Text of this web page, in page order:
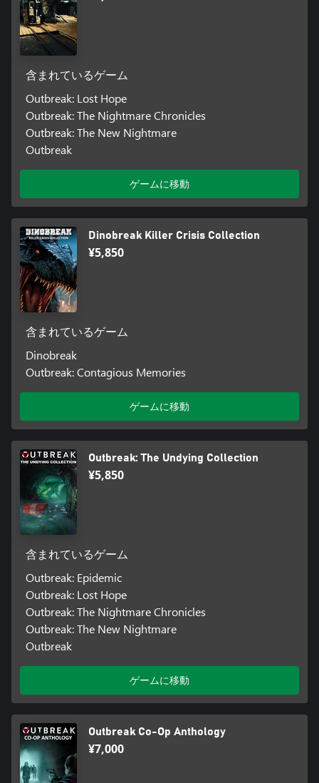
含まれているゲーム
Outbreak: Lost Hope
Outbreak: The Nightmare Chronicles
Outbreak: The New Nightmare
Outbreak
ゲームに移動
Dinobreak Killer Crisis Collection
¥5,850
含まれているゲーム
Dinobreak
Outbreak: Contagious Memories
ゲームに移動
Outbreak: The Undying Collection
¥5,850
含まれているゲーム
Outbreak: Epidemic
Outbreak: Lost Hope
Outbreak: The Nightmare Chronicles
Outbreak: The New Nightmare
Outbreak
ゲームに移動
Outbreak Co-Op Anthology
¥7,000